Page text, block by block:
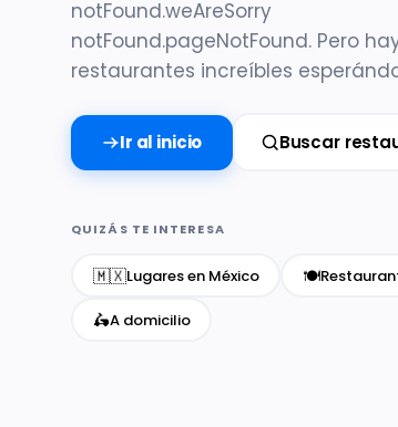
notFound.weAreSorry
notFound.pageNotFound. Pero
restaurantes increíbles
Ir al inicio Buscar
QUIZÁS TE INTERESA
🇲🇽Lugares en México 🍽️
🛵A domicilio